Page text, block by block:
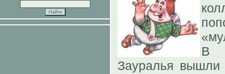
В
Зауралья вышли